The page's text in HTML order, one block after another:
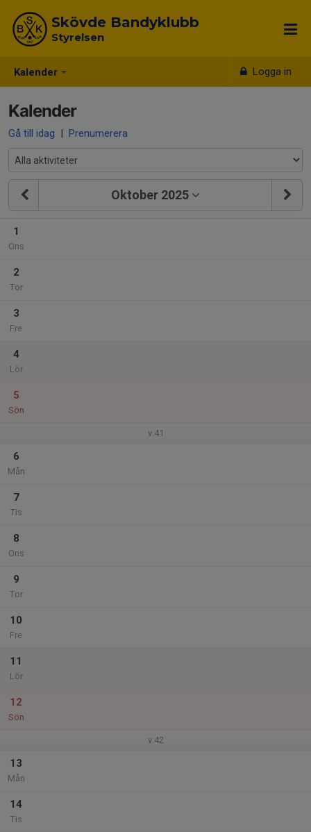
Kalender Logga in
Skövde Bandyklubb
Styrelsen
Kalender
Gå till idag | Prenumerera
Oktober 2025
1
Ons
2
Tor
3
Fre
4
Lör
5
Sön
v.41
6
Mån
7
Tis
8
Ons
9
Tor
10
Fre
11
Lör
12
Sön
v.42
13
Mån
14
Tis